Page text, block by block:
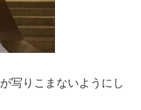
写りこまないようにし